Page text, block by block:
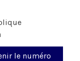
le numéro